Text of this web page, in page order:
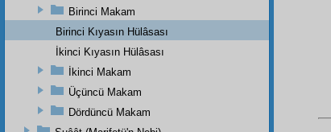
Birinci Makam
Birinci Kıyasın Hülâsası
İkinci Kıyasın Hülâsası
İkinci Makam
Üçüncü Makam
Dördüncü Makam